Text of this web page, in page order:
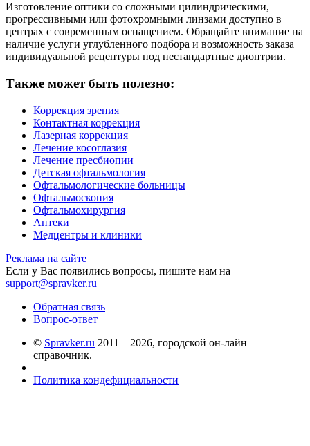
Изготовление оптики со сложными цилиндрическими,
прогрессивными или фотохромными линзами доступно в
центрах с современным оснащением. Обращайте внимание на
наличие услуги углубленного подбора и возможность заказа
индивидуальной рецептуры под нестандартные диоптрии.
Также может быть полезно:
Коррекция зрения
Контактная коррекция
Лазерная коррекция
Лечение косоглазия
Лечение пресбиопии
Детская офтальмология
Офтальмологические больницы
Офтальмоскопия
Офтальмохирургия
Аптеки
Медцентры и клиники
Реклама на сайте
Если у Вас появились вопросы, пишите нам на
support@spravker.ru
Обратная связь
Вопрос-ответ
© Spravker.ru 2011—2026, городской он-лайн
справочник.
Политика кондефициальности